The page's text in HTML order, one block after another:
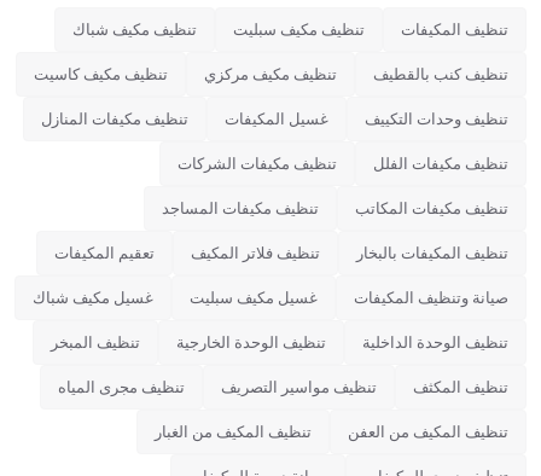
تنظيف المكيفات تنظيف مكيف سبليت تنظيف مكيف شباك
تنظيف كنب بالقطيف تنظيف مكيف مركزي تنظيف مكيف كاسيت
تنظيف وحدات التكييف غسيل المكيفات تنظيف مكيفات المنازل
تنظيف مكيفات الفلل تنظيف مكيفات الشركات
تنظيف مكيفات المكاتب تنظيف مكيفات المساجد
تنظيف المكيفات بالبخار تنظيف فلاتر المكيف تعقيم المكيفات
صيانة وتنظيف المكيفات غسيل مكيف سبليت غسيل مكيف شباك
تنظيف الوحدة الداخلية تنظيف الوحدة الخارجية تنظيف المبخر
تنظيف المكثف تنظيف مواسير التصريف تنظيف مجرى المياه
تنظيف المكيف من العفن تنظيف المكيف من الغبار